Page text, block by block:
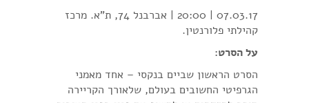
07.03.17 | 20:00 | אברבנל 74, ת"א. מרכז
קהילתי פלורנטין.
על הסרט:
הסרט הראשון שביים בנקסי – אחד מאמני
הגרפיטי החשובים בעולם, שלאורך הקריירה